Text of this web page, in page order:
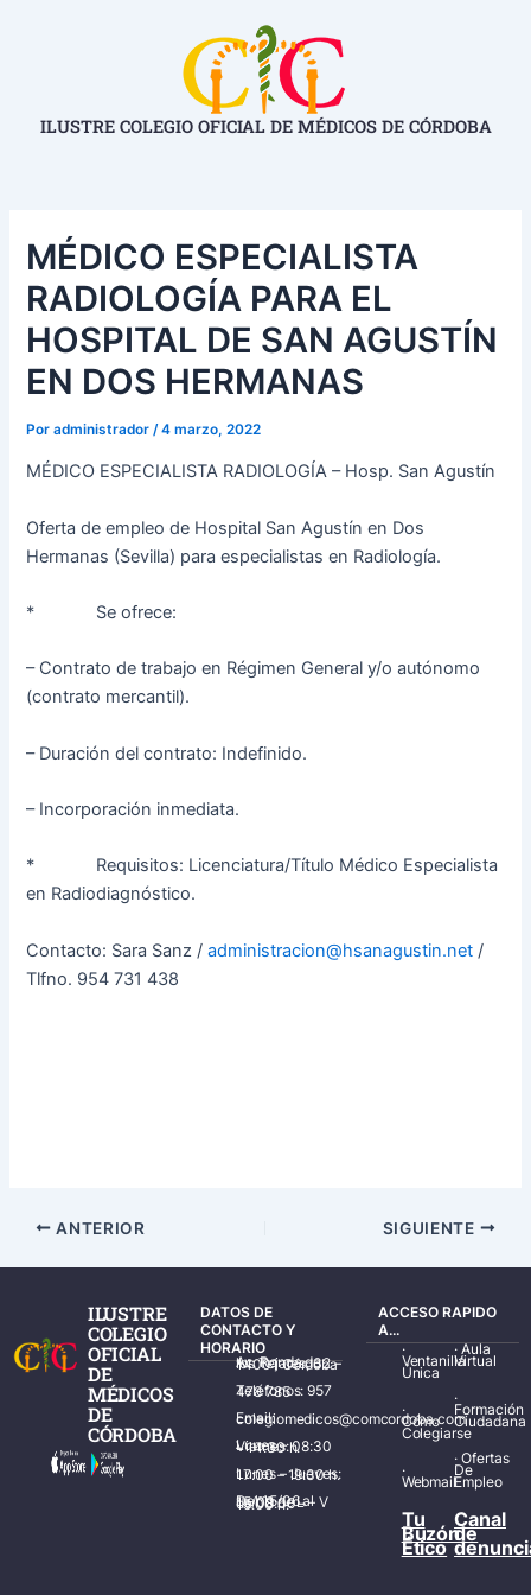
ILUSTRE COLEGIO OFICIAL DE MÉDICOS DE CÓRDOBA
MÉDICO ESPECIALISTA
RADIOLOGÍA PARA EL
HOSPITAL DE SAN AGUSTÍN
EN DOS HERMANAS
Poradministrador /4 marzo, 2022
MÉDICO ESPECIALISTA RADIOLOGÍA – Hosp. San Agustín
Oferta de empleo de Hospital San Agustín en Dos
Hermanas (Sevilla) para especialistas en Radiología.
* Se ofrece:
– Contrato de trabajo en Régimen General y/o autónomo
(contrato mercantil).
– Duración del contrato: Indefinido.
– Incorporación inmediata.
* Requisitos: Licenciatura/Título Médico Especialista
en Radiodiagnóstico.
Contacto: Sara Sanz /administracion@hsanagustin.net /
Tlfno. 954 731 438
ANTERIOR SIGUIENTE
ILUSTRE
COLEGIO
OFICIAL
DE
MÉDICOS
DE
CÓRDOBA
DATOS DE
CONTACTO Y
HORARIO
Av. Ronda de los Tejares, 32 – 14001 Córdoba
Teléfonos: 957 478 785
Email: colegiomedicos@comcordoba.com
Lunes – Viernes: 08:30 – 14:30 h.
Lunes – Jueves: 17:00 – 19:30 h.
Del 15/06 al 15/09 de L – V de 08:00 – 15:00 h.
ACCESO RAPIDO
A...
·
Ventanilla
Única
·
Cómo
Colegiarse
·
Webmail
·Aula
Virtual
·
Formación
Ciudadana
·Ofertas
De
Empleo
Tu
Buzón
Ético
Canal
de